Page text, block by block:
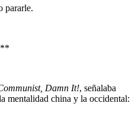
pararle.
Damn It!, señalaba
mentalidad china y la occidental: